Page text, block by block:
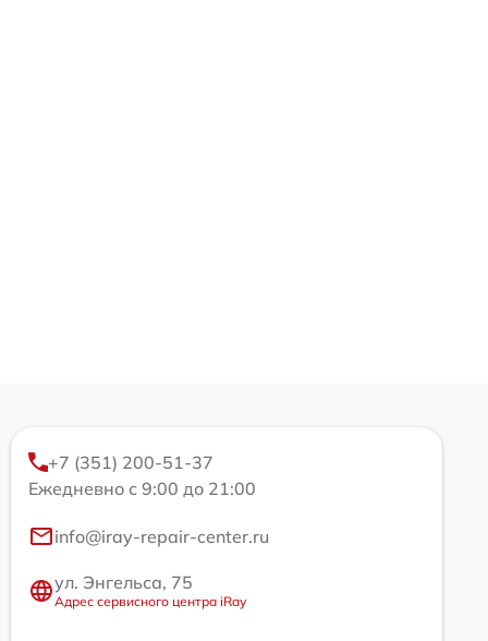
+7 (351) 200-51-37
Ежедневно с 9:00 до 21:00
info@iray-repair-center.ru
ул. Энгельса, 75
Адрес сервисного центра iRay